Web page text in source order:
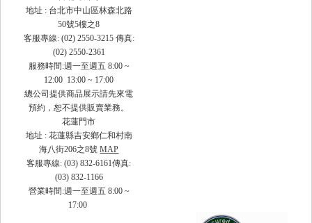
地址 : 台北市中山區林森北路
50號5樓之8
客服專線: (02) 2550-3215 傳真:
(02) 2550-2361
服務時間:週一至週五 8:00 ~
12:00 13:00 ~ 17:00
總公司提供商品展示請先來電
預約，恕不提供販賣業務。
花蓮門市
地址 : 花蓮縣吉安鄉仁和村南
海八街206之8號MAP
客服專線: (03) 832-6161傳真:
(03) 832-1166
營業時間:週一至週五 8:00 ~
17:00